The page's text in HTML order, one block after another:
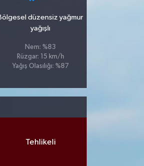
düzensiz yağmur
yağışlı
Nem: %83
Rüzgar: 15 km/h
Yağış Olasılığı: %87
Tehlikeli